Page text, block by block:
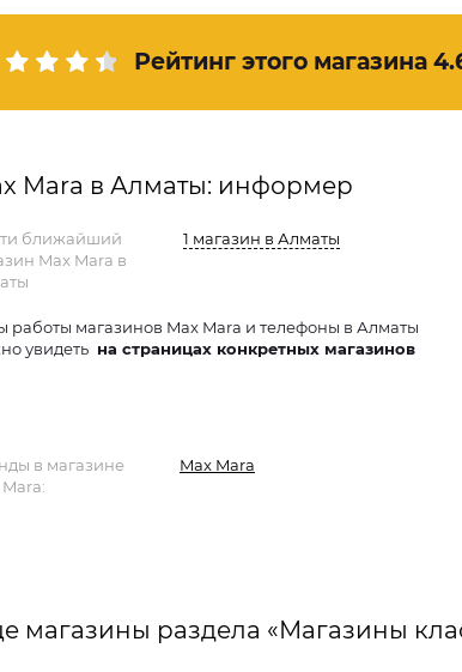
Рейтинг этого магазина
Mara в Алматы: информер
ближайший
Max Mara в
1 магазин в Алматы
работы магазинов Max Mara и телефоны в Алматы
увидеть на страницах конкретных магазинов
в магазине
Max Mara
магазины раздела «Магазины